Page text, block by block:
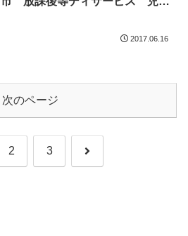
2017.06.16
次のページ
2 3 次